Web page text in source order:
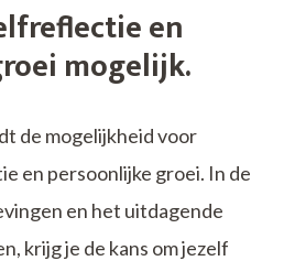
en
mogelijk.
de mogelijkheid voor
en persoonlijke groei. In de
en het uitdagende
krijg je de kans om jezelf